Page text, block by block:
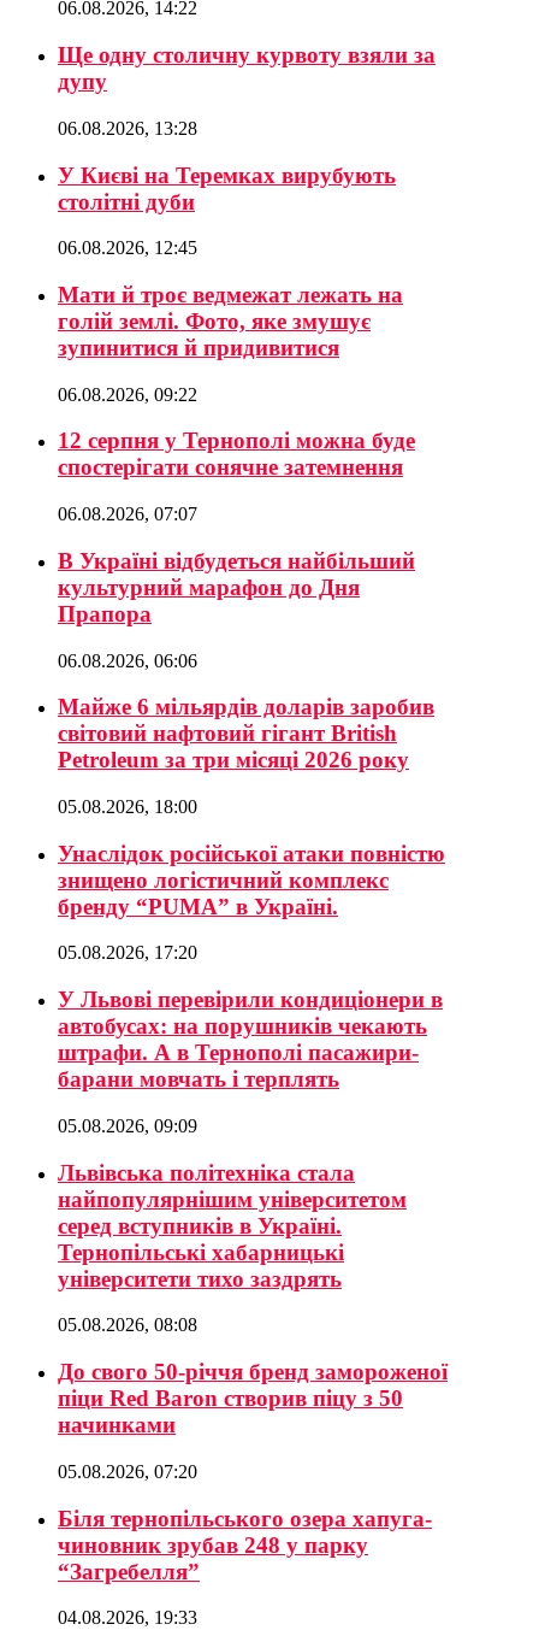
06.08.2026, 14:22
Ще одну столичну курвоту взяли за
дупу
06.08.2026, 13:28
У Києві на Теремках вирубують
столітні дуби
06.08.2026, 12:45
Мати й троє ведмежат лежать на
голій землі. Фото, яке змушує
зупинитися й придивитися
06.08.2026, 09:22
12 серпня у Тернополі можна буде
спостерігати сонячне затемнення
06.08.2026, 07:07
В Україні відбудеться найбільший
культурний марафон до Дня
Прапора
06.08.2026, 06:06
Майже 6 мільярдів доларів заробив
світовий нафтовий гігант British
Petroleum за три місяці 2026 року
05.08.2026, 18:00
Унаслідок російської атаки повністю
знищено логістичний комплекс
бренду “PUMA” в Україні.
05.08.2026, 17:20
У Львові перевірили кондиціонери в
автобусах: на порушників чекають
штрафи. А в Тернополі пасажири-
барани мовчать і терплять
05.08.2026, 09:09
Львівська політехніка стала
найпопулярнішим університетом
серед вступників в Україні.
Тернопільські хабарницькі
університети тихо заздрять
05.08.2026, 08:08
До свого 50-річчя бренд замороженої
піци Red Baron створив піцу з 50
начинками
05.08.2026, 07:20
Біля тернопільського озера хапуга-
чиновник зрубав 248 у парку
“Загребелля”
04.08.2026, 19:33